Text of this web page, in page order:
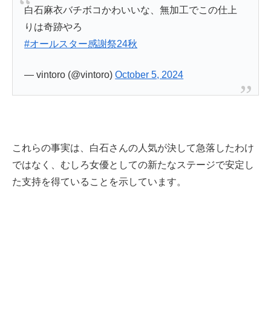
白石麻衣バチボコかわいいな、無加工でこの仕上
りは奇跡やろ
#オールスター感謝祭24秋
— vintoro (@vintoro)October 5, 2024
これらの事実は、白石さんの人気が決して急落したわけ
ではなく、むしろ女優としての新たなステージで安定し
た支持を得ていることを示しています。